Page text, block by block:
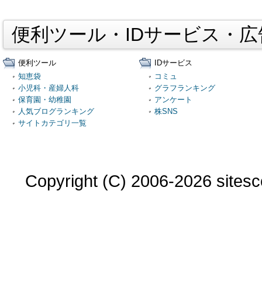
便利ツール・IDサービス・
便利ツール
知恵袋
小児科・産婦人科
保育園・幼稚園
人気ブログランキング
サイトカテゴリ一覧
IDサービス
コミュ
グラフランキング
アンケート
株SNS
Copyright (C) 2006-2026